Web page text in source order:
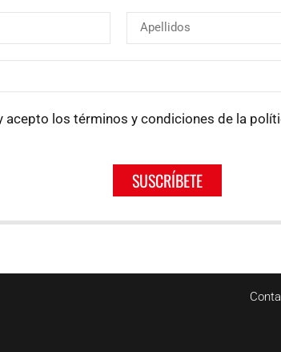
acepto los términos y condiciones de la
SUSCRÍBETE